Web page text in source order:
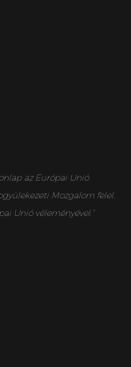
az Európai Unió
Mozgalom felel,
Unió véleményével.”